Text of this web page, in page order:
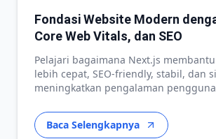
Fondasi Website Modern
Core Web Vitals, dan SEO
Pelajari bagaimana Next.js
lebih cepat, SEO-friendly, stabil, dan
meningkatkan pengalaman
Baca Selengkapnya